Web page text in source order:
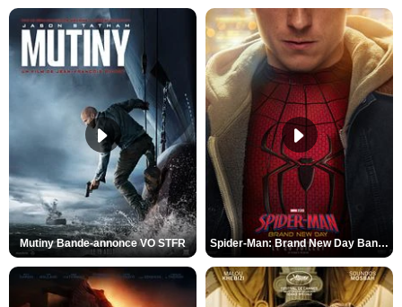
Mutiny Bande-annonce VO STFR Spider-Man: Brand New Day Bande-annonce VO STFR